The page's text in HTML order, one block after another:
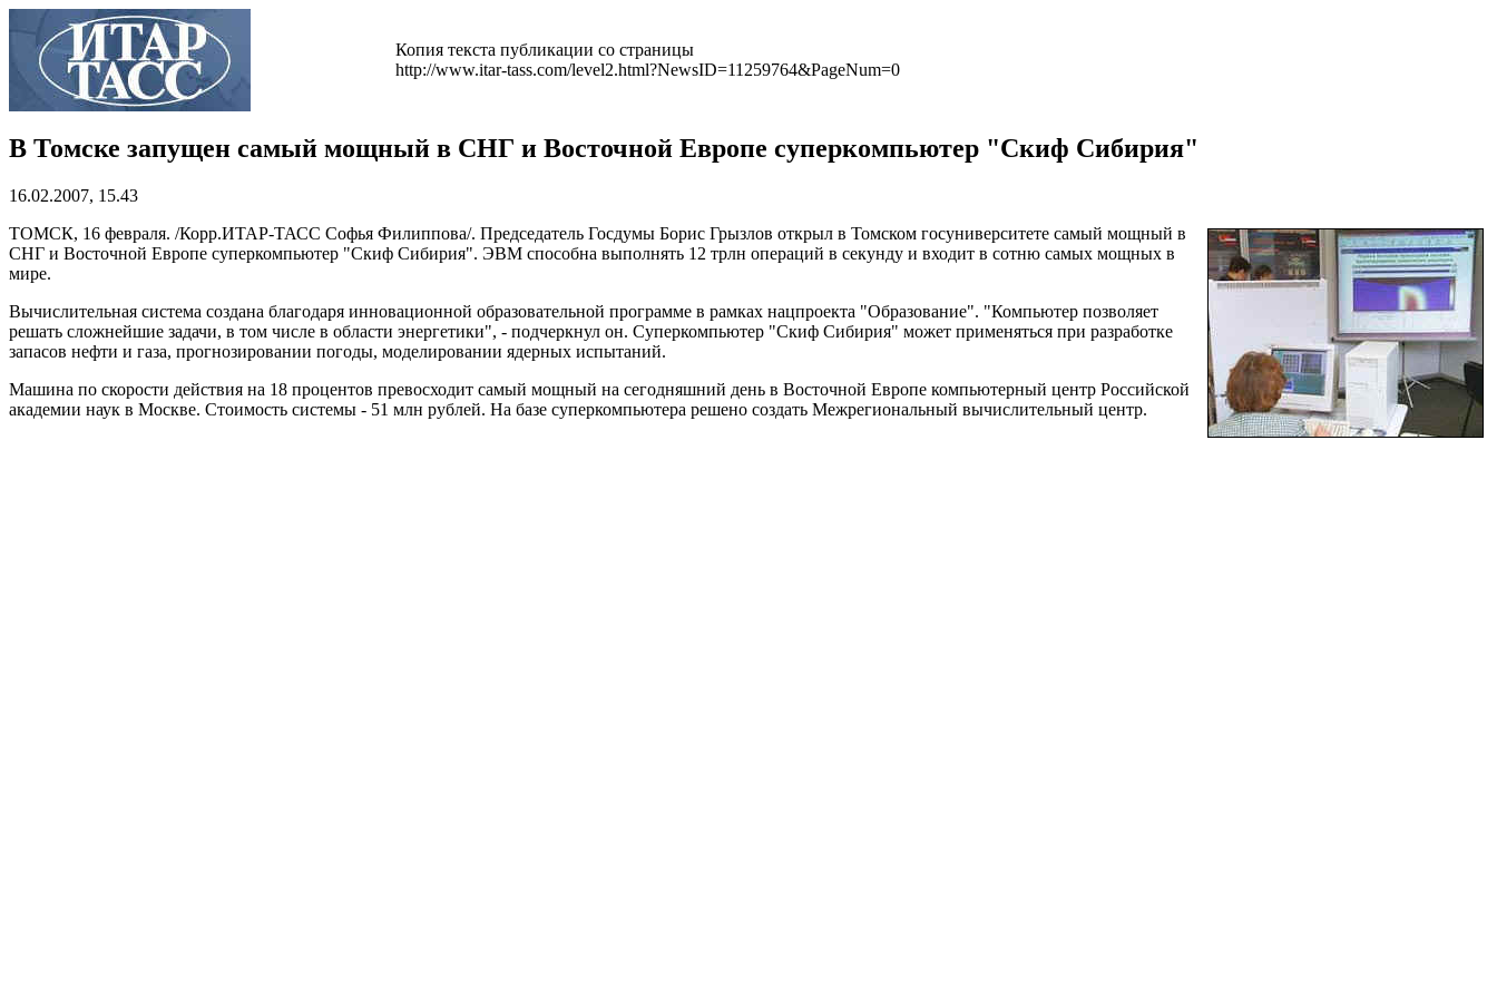
Копия текста публикации со страницы
http://www.itar-tass.com/level2.html?NewsID=11259764&PageNum=0
В Томске запущен самый мощный в СНГ и Восточной Европе суперкомпьютер "Скиф Сибирия"
16.02.2007, 15.43
ТОМСК, 16 февраля. /Корр.ИТАР-ТАСС Софья Филиппова/. Председатель Госдумы Борис Грызлов открыл в Томском госуниверситете самый мощный в
СНГ и Восточной Европе суперкомпьютер "Скиф Сибирия". ЭВМ способна выполнять 12 трлн операций в секунду и входит в сотню самых мощных в
мире.
Вычислительная система создана благодаря инновационной образовательной программе в рамках нацпроекта "Образование". "Компьютер позволяет
решать сложнейшие задачи, в том числе в области энергетики", - подчеркнул он. Суперкомпьютер "Скиф Сибирия" может применяться при разработке
запасов нефти и газа, прогнозировании погоды, моделировании ядерных испытаний.
Машина по скорости действия на 18 процентов превосходит самый мощный на сегодняшний день в Восточной Европе компьютерный центр Российской
академии наук в Москве. Стоимость системы - 51 млн рублей. На базе суперкомпьютера решено создать Межрегиональный вычислительный центр.